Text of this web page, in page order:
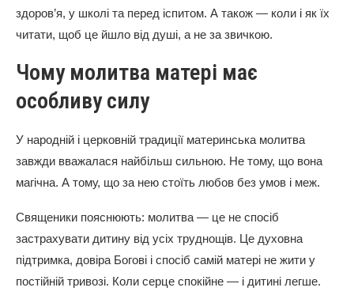
здоров’я, у школі та перед іспитом. А також — коли і як їх
читати, щоб це йшло від душі, а не за звичкою.
Чому молитва матері має
особливу силу
У народній і церковній традиції материнська молитва
завжди вважалася найбільш сильною. Не тому, що вона
магічна. А тому, що за нею стоїть любов без умов і меж.
Священики пояснюють: молитва — це не спосіб
застрахувати дитину від усіх труднощів. Це духовна
підтримка, довіра Богові і спосіб самій матері не жити у
постійній тривозі. Коли серце спокійне — і дитині легше.